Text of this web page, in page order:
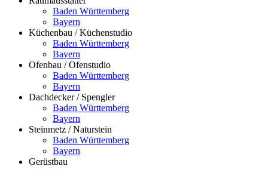
Baden Württemberg
Bayern
Küchenbau / Küchenstudio
Baden Württemberg
Bayern
Ofenbau / Ofenstudio
Baden Württemberg
Bayern
Dachdecker / Spengler
Baden Württemberg
Bayern
Steinmetz / Naturstein
Baden Württemberg
Bayern
Gerüstbau